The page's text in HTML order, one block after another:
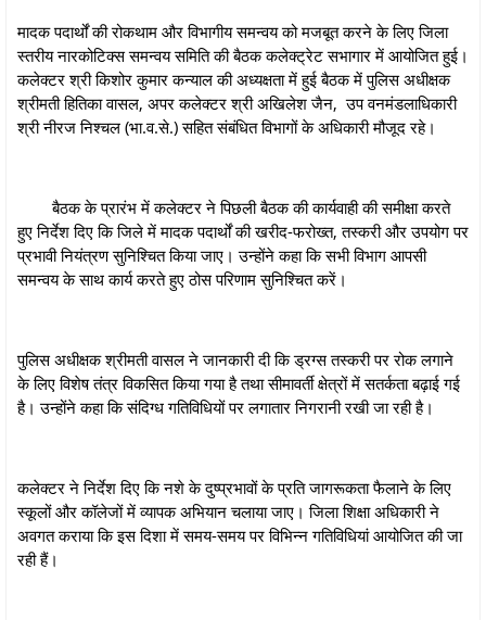
मादक पदार्थों की रोकथाम और विभागीय समन्वय को मजबूत करने के लिए जिला
स्तरीय नारकोटिक्स समन्वय समिति की बैठक कलेक्ट्रेट सभागार में आयोजित हुई।
कलेक्टर श्री किशोर कुमार कन्याल की अध्यक्षता में हुई बैठक में पुलिस अधीक्षक
श्रीमती हितिका वासल, अपर कलेक्‍टर श्री अखिलेश जैन, उप वनमंडलाधिकारी
श्री नीरज निश्चल (भा.व.से.) सहित संबंधित विभागों के अधिकारी मौजूद रहे।
बैठक के प्रारंभ में कलेक्टर ने पिछली बैठक की कार्यवाही की समीक्षा करते
हुए निर्देश दिए कि जिले में मादक पदार्थों की खरीद-फरोख्त, तस्करी और उपयोग पर
प्रभावी नियंत्रण सुनिश्चित किया जाए। उन्होंने कहा कि सभी विभाग आपसी
समन्वय के साथ कार्य करते हुए ठोस परिणाम सुनिश्चित करें।
पुलिस अधीक्षक श्रीमती वासल ने जानकारी दी कि ड्रग्स तस्करी पर रोक लगाने
के लिए विशेष तंत्र विकसित किया गया है तथा सीमावर्ती क्षेत्रों में सतर्कता बढ़ाई गई
है। उन्होंने कहा कि संदिग्ध गतिविधियों पर लगातार निगरानी रखी जा रही है।
कलेक्टर ने निर्देश दिए कि नशे के दुष्प्रभावों के प्रति जागरूकता फैलाने के लिए
स्कूलों और कॉलेजों में व्यापक अभियान चलाया जाए। जिला शिक्षा अधिकारी ने
अवगत कराया कि इस दिशा में समय-समय पर विभिन्न गतिविधियां आयोजित की जा
रही हैं।